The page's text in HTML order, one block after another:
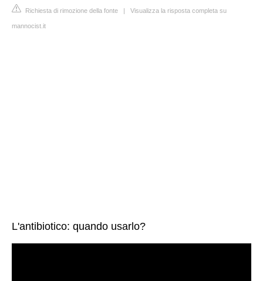
Richiesta di rimozione della fonte | Visualizza la risposta completa su
mannocist.it
L'antibiotico: quando usarlo?